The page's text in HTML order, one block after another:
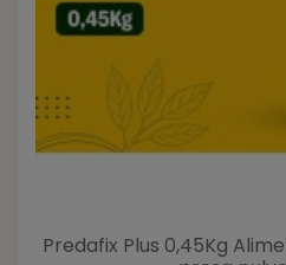
Predafix Plus 0,45Kg